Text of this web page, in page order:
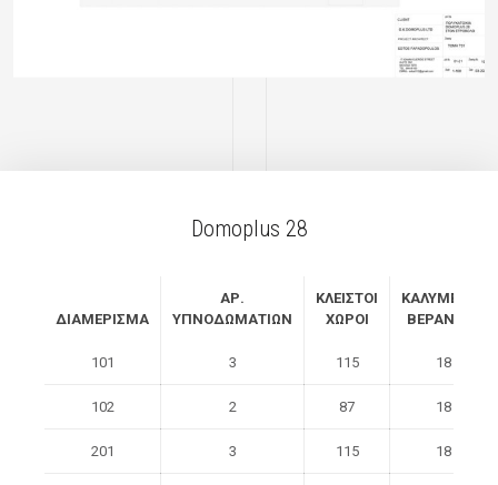
Domoplus 28
ΔΙΑΜΕΡΙΣΜΑ
ΑΡ.
ΥΠΝΟΔΩΜΑΤΙΩΝ
ΚΛΕΙΣΤΟΙ
ΧΩΡΟΙ
ΚΑΛΥΜΕΝΕΣ
ΒΕΡΑΝΤΕΣ
101 3 115 18
102 2 87 18
201 3 115 18